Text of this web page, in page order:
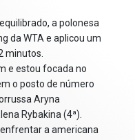
a polonesa
da WTA e aplicou um
minutos.
e estou focada no
o posto de número
Aryna
Rybakina (4ª).
a americana